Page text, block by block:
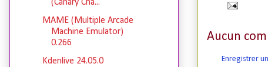
Aucun
Enregistrer
(Canary Cha...
MAME (Multiple Arcade
Machine Emulator)
0.266
Kdenlive 24.05.0